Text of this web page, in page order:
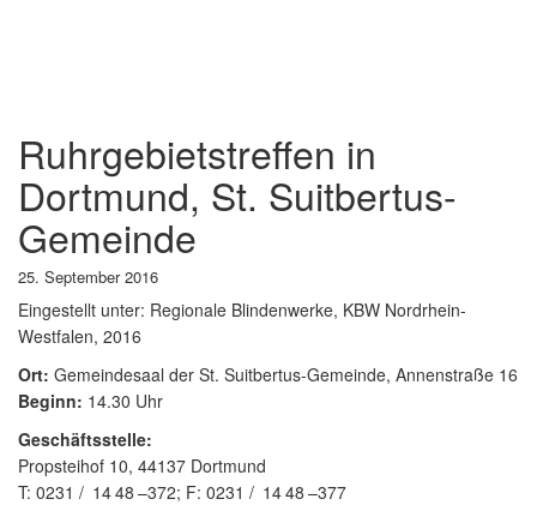
Ruhrgebietstreffen in
Dortmund, St. Suitbertus-
Gemeinde
25. September 2016
Eingestellt unter: Regionale Blindenwerke, KBW Nordrhein-
Westfalen, 2016
Ort: Gemeindesaal der St. Suitbertus-Gemeinde, Annenstraße 16
Beginn: 14.30 Uhr
Geschäftsstelle:
Propsteihof 10, 44137 Dortmund
T: 0231 1448 –372; F: 0231 1448 –377